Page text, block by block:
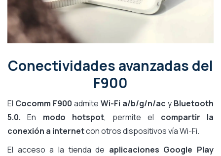
Conectividades avanzadas del
F900
El Cocomm F900 admite Wi-Fi a/b/g/n/ac y Bluetooth
5.0. En modo hotspot, permite el compartir la
conexión a internetcon otros dispositivos vía Wi-Fi.
El acceso a la tienda de aplicaciones Google Play